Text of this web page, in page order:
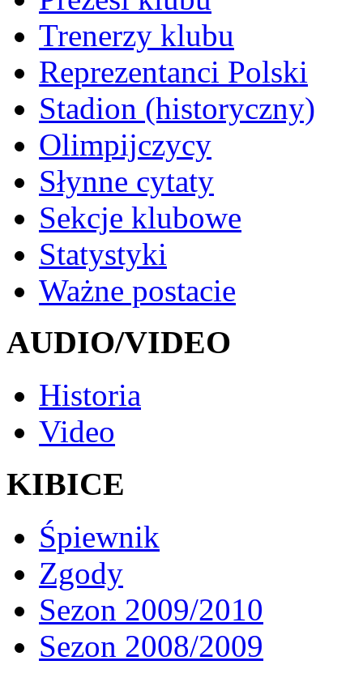
Trenerzy klubu
Reprezentanci Polski
Stadion (historyczny)
Olimpijczycy
Słynne cytaty
Sekcje klubowe
Statystyki
Ważne postacie
AUDIO/VIDEO
Historia
Video
KIBICE
Śpiewnik
Zgody
Sezon 2009/2010
Sezon 2008/2009